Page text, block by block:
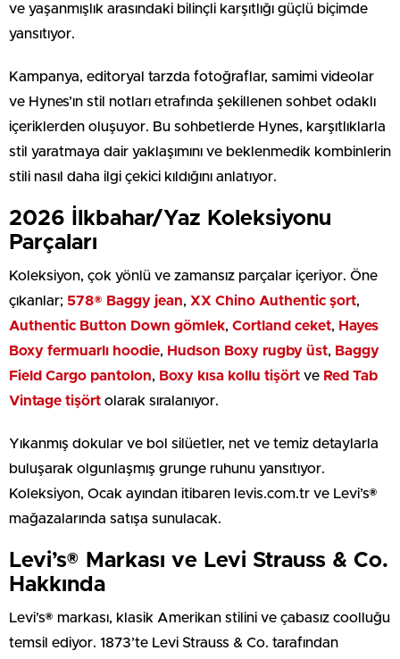
ve yaşanmışlık arasındaki bilinçli karşıtlığı güçlü biçimde
yansıtıyor.
Kampanya, editoryal tarzda fotoğraflar, samimi videolar
ve Hynes’ın stil notları etrafında şekillenen sohbet odaklı
içeriklerden oluşuyor. Bu sohbetlerde Hynes, karşıtlıklarla
stil yaratmaya dair yaklaşımını ve beklenmedik kombinlerin
stili nasıl daha ilgi çekici kıldığını anlatıyor.
2026 İlkbahar/Yaz Koleksiyonu
Parçaları
Koleksiyon, çok yönlü ve zamansız parçalar içeriyor. Öne
çıkanlar; 578® Baggy jean, XX Chino Authentic şort,
Authentic Button Down gömlek, Cortland ceket, Hayes
Boxy fermuarlı hoodie, Hudson Boxy rugby üst, Baggy
Field Cargo pantolon, Boxy kısa kollu tişört ve Red Tab
Vintage tişört olarak sıralanıyor.
Yıkanmış dokular ve bol silüetler, net ve temiz detaylarla
buluşarak olgunlaşmış grunge ruhunu yansıtıyor.
Koleksiyon, Ocak ayından itibaren levis.com.tr ve Levi’s®
mağazalarında satışa sunulacak.
Levi’s® Markası ve Levi Strauss & Co.
Hakkında
Levi’s® markası, klasik Amerikan stilini ve çabasız coolluğu
temsil ediyor. 1873’te Levi Strauss & Co. tarafından